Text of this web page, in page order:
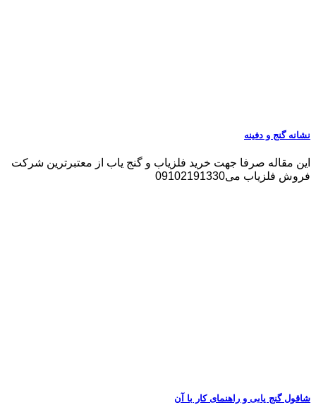
نشانه گنج و دفینه
این مقاله صرفا جهت خرید فلزیاب و گنج یاب از معتبرترین شرکت
فروش فلزیاب می09102191330
شاقول گنج یابی و راهنمای کار با آن